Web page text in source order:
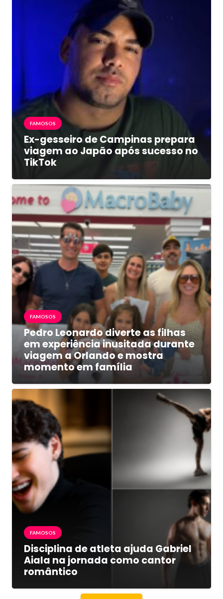
FAMOSOS
Ex-gesseiro de Campinas prepara
viagem ao Japão após sucesso no
TikTok
FAMOSOS
Pedro Leonardo diverte as filhas
em experiência inusitada durante
viagem a Orlando e mostra
momento em família
FAMOSOS
Disciplina de atleta ajuda Gabriel
Aiala na jornada como cantor
romântico